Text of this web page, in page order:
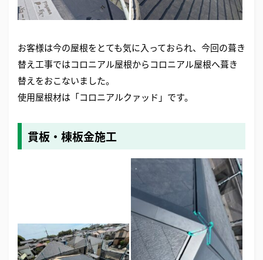
お客様は今の屋根をとても気に入っておられ、今回の葺き
替え工事ではコロニアル屋根からコロニアル屋根へ葺き
替えをおこないました。
使用屋根材は「コロニアルクァッド」です。
貫板・棟板金施工